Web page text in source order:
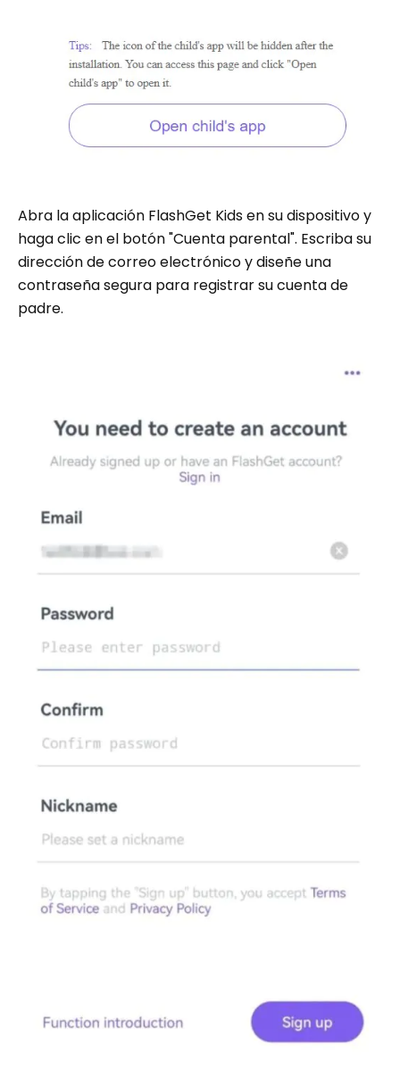
Abra la aplicación FlashGet Kids en su dispositivo y
haga clic en el botón "Cuenta parental". Escriba su
dirección de correo electrónico y diseñe una
contraseña segura para registrar su cuenta de
padre.